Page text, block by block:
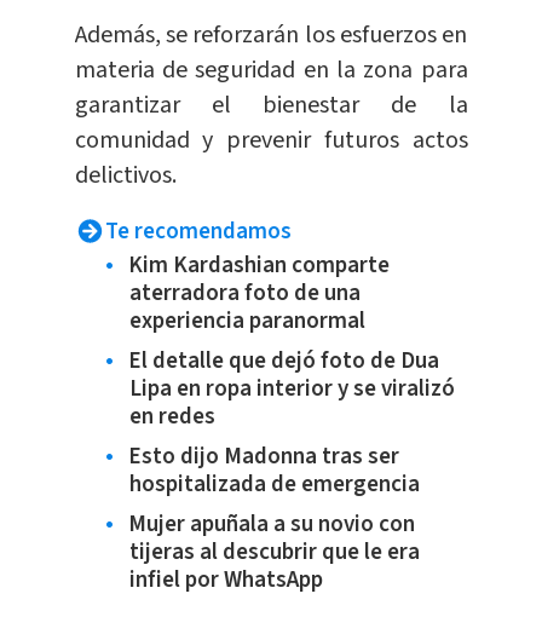
Además, se reforzarán los esfuerzos en
materia de seguridad en la zona para
garantizar el bienestar de la
comunidad y prevenir futuros actos
delictivos.
Te recomendamos
Kim Kardashian comparte
aterradora foto de una
experiencia paranormal
El detalle que dejó foto de Dua
Lipa en ropa interior y se viralizó
en redes
Esto dijo Madonna tras ser
hospitalizada de emergencia
Mujer apuñala a su novio con
tijeras al descubrir que le era
infiel por WhatsApp